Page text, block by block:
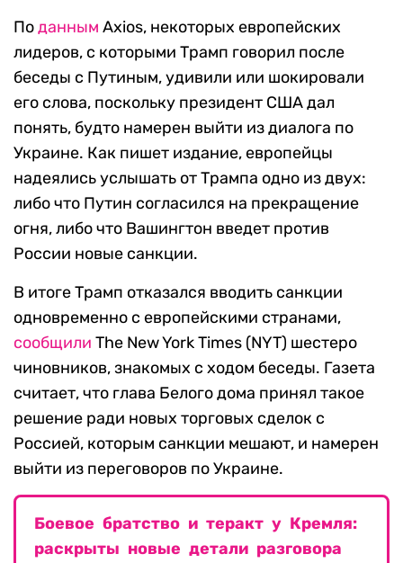
Поданным Axios, некоторых европейских
лидеров, с которыми Трамп говорил после
беседы с Путиным, удивили или шокировали
его слова, поскольку президент США дал
понять, будто намерен выйти из диалога по
Украине. Как пишет издание, европейцы
надеялись услышать от Трампа одно из двух:
либо что Путин согласился на прекращение
огня, либо что Вашингтон введет против
России новые санкции.
В итоге Трамп отказался вводить санкции
одновременно с европейскими странами,
сообщили The New York Times (NYT) шестеро
чиновников, знакомых с ходом беседы. Газета
считает, что глава Белого дома принял такое
решение ради новых торговых сделок с
Россией, которым санкции мешают, и намерен
выйти из переговоров по Украине.
Боевое братство и теракт у Кремля:
раскрыты новые детали разговора